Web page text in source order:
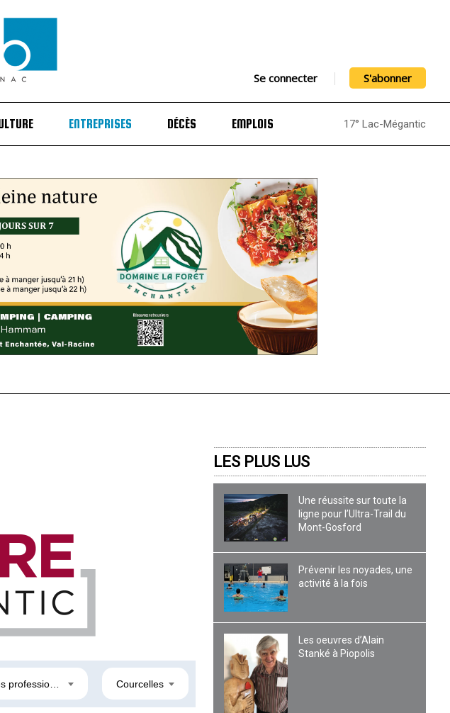
Se connecter S'abonner
ENTREPRISES DÉCÈS EMPLOIS 17° Lac-Mégantic
Courcelles
LES PLUS LUS
Une réussite sur toute la
ligne pour l’Ultra-Trail du
Mont-Gosford
Prévenir les noyades, une
activité à la fois
Les oeuvres d’Alain
Stanké à Piopolis